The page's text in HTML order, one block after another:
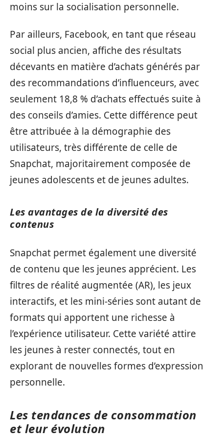
moins sur la socialisation personnelle.
Par ailleurs, Facebook, en tant que réseau
social plus ancien, affiche des résultats
décevants en matière d’achats générés par
des recommandations d’influenceurs, avec
seulement 18,8 % d’achats effectués suite à
des conseils d’amies. Cette différence peut
être attribuée à la démographie des
utilisateurs, très différente de celle de
Snapchat, majoritairement composée de
jeunes adolescents et de jeunes adultes.
Les avantages de la diversité des
contenus
Snapchat permet également une diversité
de contenu que les jeunes apprécient. Les
filtres de réalité augmentée (AR), les jeux
interactifs, et les mini-séries sont autant de
formats qui apportent une richesse à
l’expérience utilisateur. Cette variété attire
les jeunes à rester connectés, tout en
explorant de nouvelles formes d’expression
personnelle.
Les tendances de consommation
et leur évolution